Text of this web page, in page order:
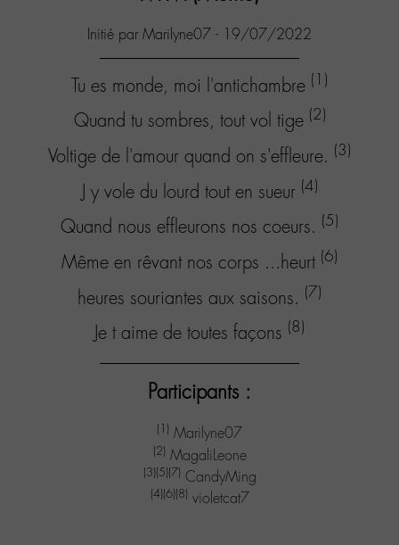
Initié par Marilyne07 - 19/07/2022
Tu es monde, moi l'antichambre (1)
Quand tu sombres, tout vol tige (2)
Voltige de l'amour quand on s'effleure. (3)
J y vole du lourd tout en sueur (4)
Quand nous effleurons nos coeurs. (5)
Même en rêvant nos corps ...heurt (6)
heures souriantes aux saisons. (7)
Je t aime de toutes façons (8)
Participants :
(1) Marilyne07
(2) MagaliLeone
(3)(5)(7) CandyMing
(4)(6)(8) violetcat7